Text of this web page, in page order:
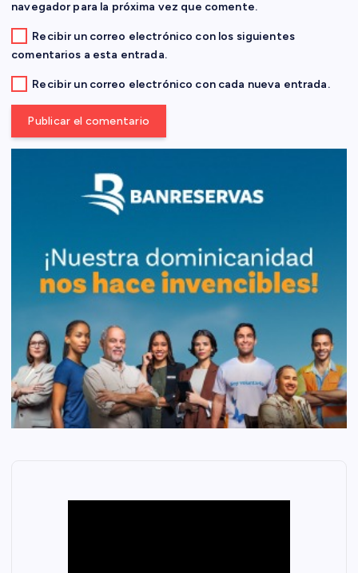
d
a
s
navegador para la próxima vez que comente.
Recibir un correo electrónico con los siguientes
comentarios a esta entrada.
Recibir un correo electrónico con cada nueva entrada.